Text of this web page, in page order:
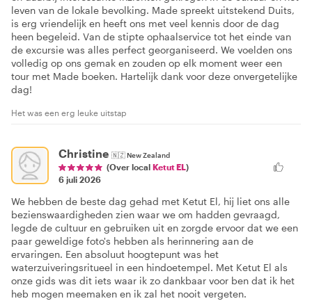
leven van de lokale bevolking. Made spreekt uitstekend Duits,
is erg vriendelijk en heeft ons met veel kennis door de dag
heen begeleid. Van de stipte ophaalservice tot het einde van
de excursie was alles perfect georganiseerd. We voelden ons
volledig op ons gemak en zouden op elk moment weer een
tour met Made boeken. Hartelijk dank voor deze onvergetelijke
dag!
Het was een erg leuke uitstap
Christine 🇳🇿New Zealand
(Over local Ketut EL)
6 juli 2026
We hebben de beste dag gehad met Ketut El, hij liet ons alle
bezienswaardigheden zien waar we om hadden gevraagd,
legde de cultuur en gebruiken uit en zorgde ervoor dat we een
paar geweldige foto's hebben als herinnering aan de
ervaringen. Een absoluut hoogtepunt was het
waterzuiveringsritueel in een hindoetempel. Met Ketut El als
onze gids was dit iets waar ik zo dankbaar voor ben dat ik het
heb mogen meemaken en ik zal het nooit vergeten.